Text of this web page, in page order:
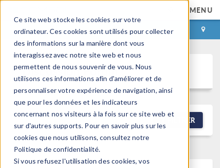
Ce site web stocke les cookies sur votre
ordinateur. Ces cookies sont utilisés pour collecter
des informations sur la manière dont vous
interagissez avec notre site web et nous
permettent de nous souvenir de vous. Nous
utilisons ces informations afin d'améliorer et de
personnaliser votre expérience de navigation, ainsi
que pour les données et les indicateurs
concernant nos visiteurs à la fois sur ce site web et
sur d'autres supports. Pour en savoir plus sur les
cookies que nous utilisons, consultez notre
Politique de confidentialité.
Si vous refusez l'utilisation des cookies, vos
MENU
CONNEXION CONTACT
Discussion Forum
FILTRER